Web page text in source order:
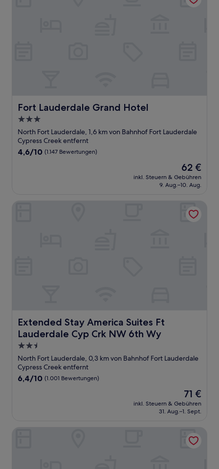
Fort Lauderdale Grand Hotel
Fort Lauderdale Grand Hotel
3.0-
Sterne-
Unterkunft
North Fort Lauderdale, 1,6 km von Bahnhof Fort Lauderdale
Cypress Creek entfernt
4.6
4,6/10 (1.147 Bewertungen)
Der
Preis
beträgt
62 €
inkl. Steuern & Gebühren
9. Aug.–10. Aug.
Extended Stay America Suites Ft
Lauderdale Cyp Crk NW 6th Wy
Extended Stay America Suites Ft Lauderdale Cyp Crk
2.5-
Sterne-
Unterkunft
North Fort Lauderdale, 0,3 km von Bahnhof Fort Lauderdale
Cypress Creek entfernt
6.4
6,4/10 (1.001 Bewertungen)
Der
Preis
beträgt
71 €
inkl. Steuern & Gebühren
31. Aug.–1. Sept.
Extended Stay America Suites Ft Lauderdale Cyp Crk NW
Sea Glass Beach Place, Trademark Collection by Wyndham